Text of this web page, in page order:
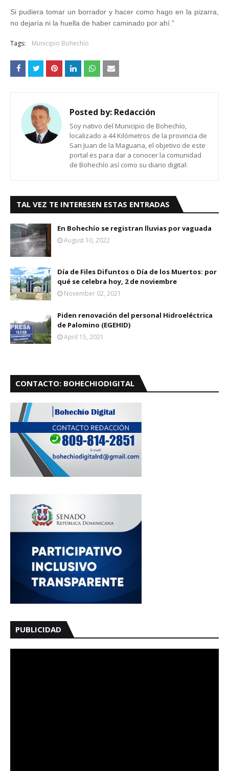
Si pudiera tomar un borrador y hacer como hago en la pizarra,
no dejaría ni la huella de haber caminado por ahí."
Tags: Municipio Bohechío
Posted by: Redacción
Soy nativo del Municipio de Bohechío,
localizado a 44 Kilómetros de la provincia de
San Juan de la Maguana, el objetivo de este
portal es para dar a conocer la comunidad
de Bohechío así como su diario digital:
TAL VEZ TE INTERESEN ESTAS ENTRADAS
En Bohechío se registran lluvias por vaguada
August 10, 2022
Día de Files Difuntos o Día de los Muertos: por
qué se celebra hoy, 2 de noviembre
November 02, 2021
Piden renovación del personal Hidroeléctrica
de Palomino (EGEHID)
April 15, 2021
CONTACTO: BOHECHIODIGITAL
PUBLICIDAD